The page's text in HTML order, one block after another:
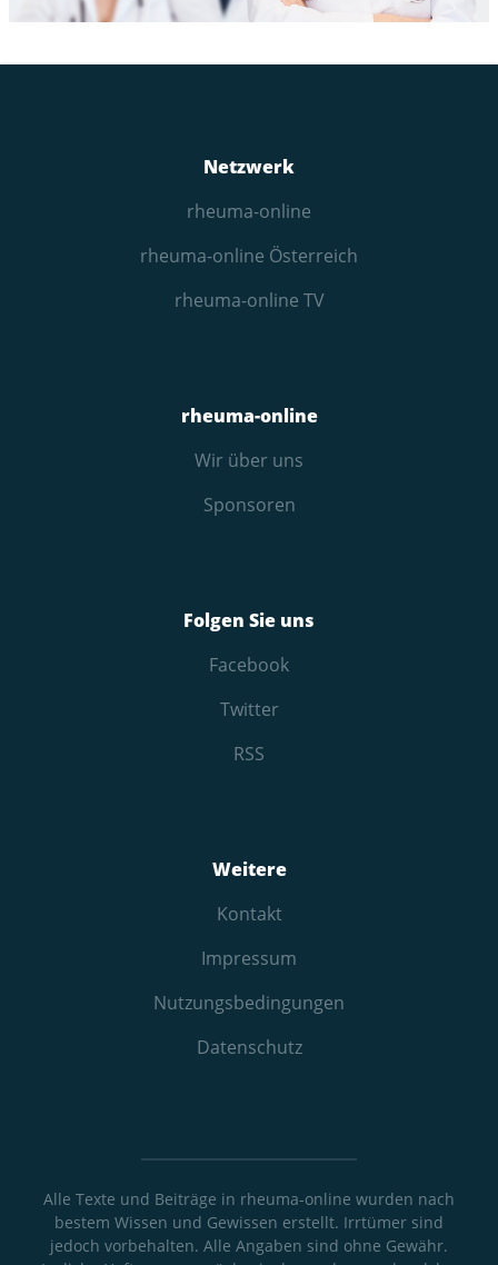
Netzwerk
rheuma-online
rheuma-online Österreich
rheuma-online TV
rheuma-online
Wir über uns
Sponsoren
Folgen Sie uns
Facebook
Twitter
RSS
Weitere
Kontakt
Impressum
Nutzungs­bedingungen
Datenschutz
Alle Texte und Beiträge in rheuma-online wurden nach
bestem Wissen und Gewissen erstellt. Irrtümer sind
jedoch vorbehalten. Alle Angaben sind ohne Gewähr.